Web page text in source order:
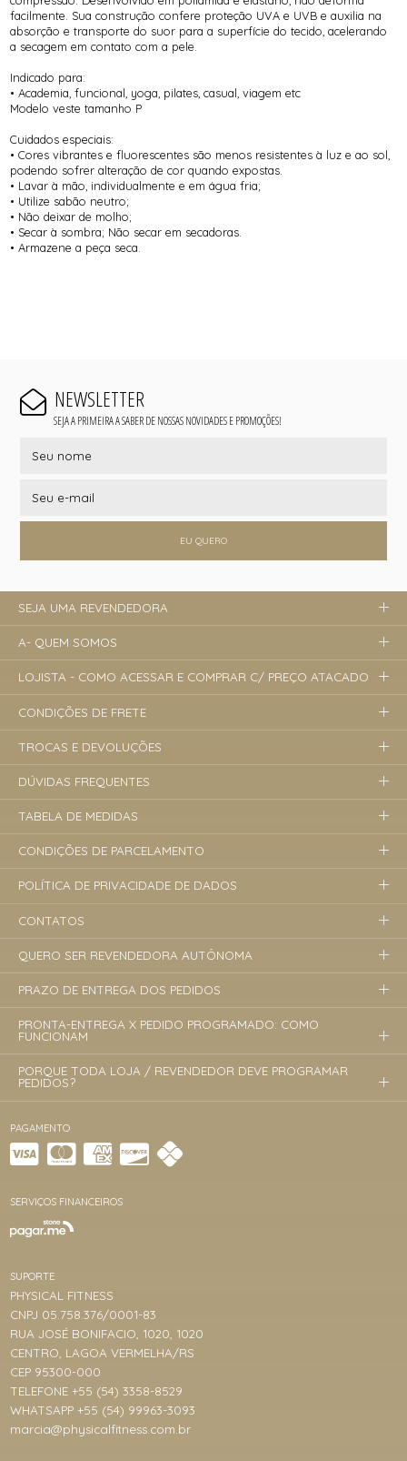
facilmente. Sua construção confere proteção UVA e UVB e auxilia na
absorção e transporte do suor para a superfície do tecido, acelerando
a secagem em contato com a pele.
Indicado para:
• Academia, funcional, yoga, pilates, casual, viagem etc
Modelo veste tamanho P
Cuidados especiais:
• Cores vibrantes e fluorescentes são menos resistentes à luz e ao sol,
podendo sofrer alteração de cor quando expostas.
• Lavar à mão, individualmente e em água fria;
• Utilize sabão neutro;
• Não deixar de molho;
• Secar à sombra; Não secar em secadoras.
• Armazene a peça seca.
NEWSLETTER
SEJA A PRIMEIRA A SABER DE NOSSAS NOVIDADES E PROMOÇÕES!
EU QUERO
PAGAMENTO
SERVIÇOS FINANCEIROS
SUPORTE
PHYSICAL FITNESS
CNPJ 05.758.376/0001-83
RUA JOSÉ BONIFACIO, 1020, 1020
CENTRO, LAGOA VERMELHA/RS
CEP 95300-000
TELEFONE +55 (54) 3358-8529
WHATSAPP +55 (54) 99963-3093
marcia@physicalfitness.com.br
SEJA UMA REVENDEDORA
A- QUEM SOMOS
LOJISTA - COMO ACESSAR E COMPRAR C/ PREÇO ATACADO
CONDIÇÕES DE FRETE
TROCAS E DEVOLUÇÕES
DÚVIDAS FREQUENTES
TABELA DE MEDIDAS
CONDIÇÕES DE PARCELAMENTO
POLÍTICA DE PRIVACIDADE DE DADOS
CONTATOS
QUERO SER REVENDEDORA AUTÔNOMA
PRAZO DE ENTREGA DOS PEDIDOS
PRONTA-ENTREGA X PEDIDO PROGRAMADO: COMO
FUNCIONAM
PORQUE TODA LOJA / REVENDEDOR DEVE PROGRAMAR
PEDIDOS?